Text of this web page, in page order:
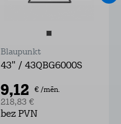
Blaupunkt
43" / 43QBG6000S
9,12 € /mēn.
218,83 €
bez PVN